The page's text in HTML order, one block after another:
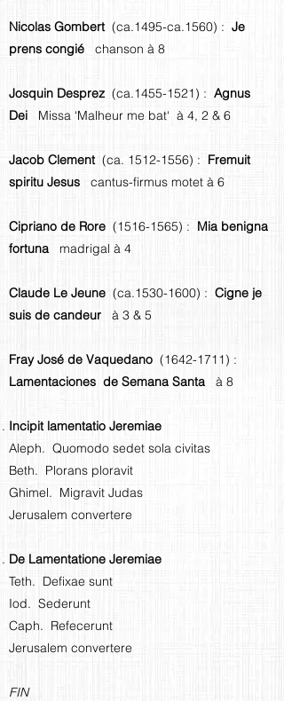
Nicolas Gombert(ca.1495-ca.1560) : Je
prens congié chanson à 8
Josquin Desprez (ca.1455-1521) : Agnus
Dei Missa ‘Malheur me bat‘ à 4, 2 & 6
Jacob Clement(ca. 1512-1556) : Fremuit
spiritu Jesus cantus-firmus motet à 6
Cipriano de Rore (1516-1565) : Mia benigna
fortuna madrigal à 4
Claude Le Jeune (ca.1530-1600) : Cigne je
suis de candeur à 3 & 5
Fray José de Vaquedano (1642-1711) :
Lamentaciones de Semana Santa à 8
Incipit lamentatio Jeremiae
Aleph. Quomodo sedet sola civitas
Beth. Plorans ploravit
Ghimel. Migravit Judas
Jerusalem convertere
De Lamentatione Jeremiae
Teth. Defixae sunt
Iod. Sederunt
Caph. Refecerunt
Jerusalem convertere
FIN